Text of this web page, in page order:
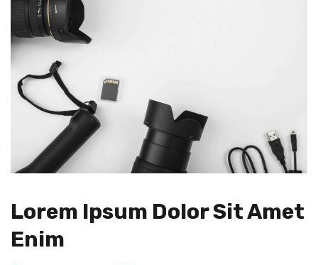
Lorem Ipsum Dolor Sit Amet
Enim